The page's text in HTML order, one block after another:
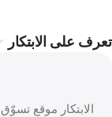
تعرف على الابتكار